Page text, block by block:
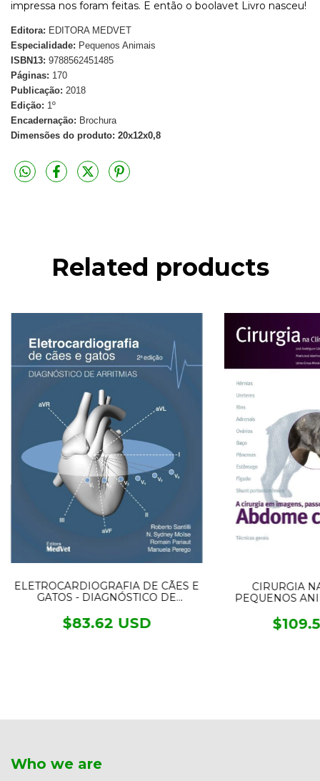
impressa nos foram feitas. E então o boolavet Livro nasceu!
Editora: EDITORA MEDVET
Especialidade: Pequenos Animais
ISBN13: 9788562451485
Páginas: 170
Publicação: 2018
Edição: 1º
Encadernação: Brochura
Dimensões do produto: 20x12x0,8
Related products
ELETROCARDIOGRAFIA DE CÃES E
GATOS - DIAGNÓSTICO DE
$83.62 USD
CIRURGIA
PEQUENOS
Who we are